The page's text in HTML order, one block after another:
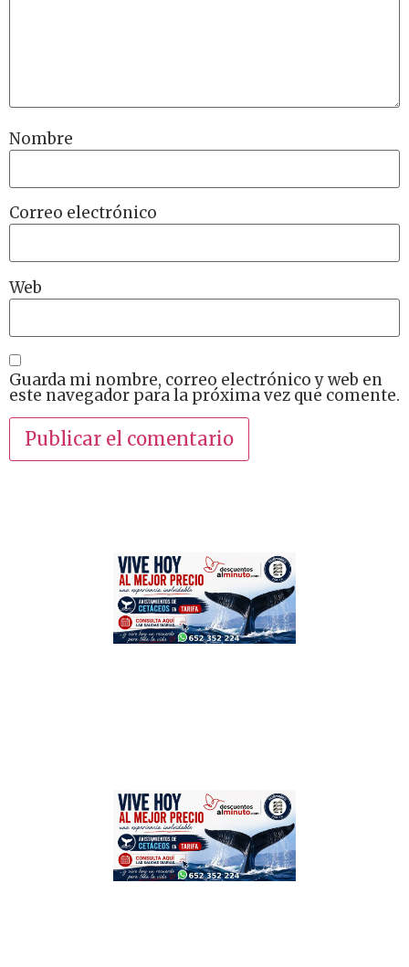
Nombre
Correo electrónico
Web
Guarda mi nombre, correo electrónico y web en
este navegador para la próxima vez que comente.